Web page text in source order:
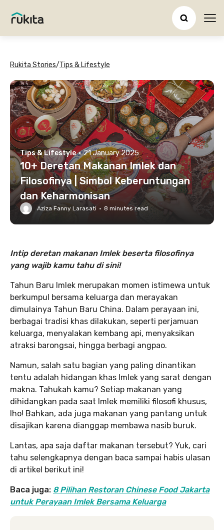
Rukita Stories/Tips & Lifestyle
Tips & Lifestyle · 21 January 2025
10+ Deretan Makanan Imlek dan
Filosofinya | Simbol Keberuntungan
dan Keharmonisan
Aziza Fanny Larasati · 8 minutes read
Intip deretan makanan Imlek beserta filosofinya
yang wajib kamu tahu di sini!
Tahun Baru Imlek merupakan momen istimewa untuk
berkumpul bersama keluarga dan merayakan
dimulainya Tahun Baru China. Dalam perayaan ini,
berbagai tradisi khas dilakukan, seperti perjamuan
keluarga, menyalakan kembang api, menyaksikan
atraksi barongsai, hingga berbagi angpao.
Namun, salah satu bagian yang paling dinantikan
tentu adalah hidangan khas Imlek yang sarat dengan
makna. Tahukah kamu? Setiap makanan yang
dihidangkan pada saat Imlek memiliki filosofi khusus,
lho! Bahkan, ada juga makanan yang pantang untuk
disajikan karena dianggap membawa nasib buruk.
Lantas, apa saja daftar makanan tersebut? Yuk, cari
tahu selengkapnya dengan baca sampai habis ulasan
di artikel berikut ini!
Baca juga: 8 Pilihan Restoran Chinese Food Jakarta
untuk Perayaan Imlek Bersama Keluarga